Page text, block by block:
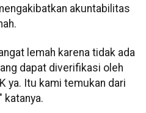
akuntabilitas
lemah karena tidak ada
dapat diverifikasi oleh
ya. Itu kami temukan dari
katanya.